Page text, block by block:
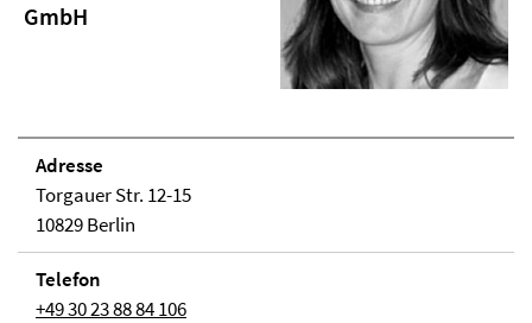
GmbH
Adresse
Torgauer Str. 12-15
10829 Berlin
Telefon
+49 30 23 88 84 106